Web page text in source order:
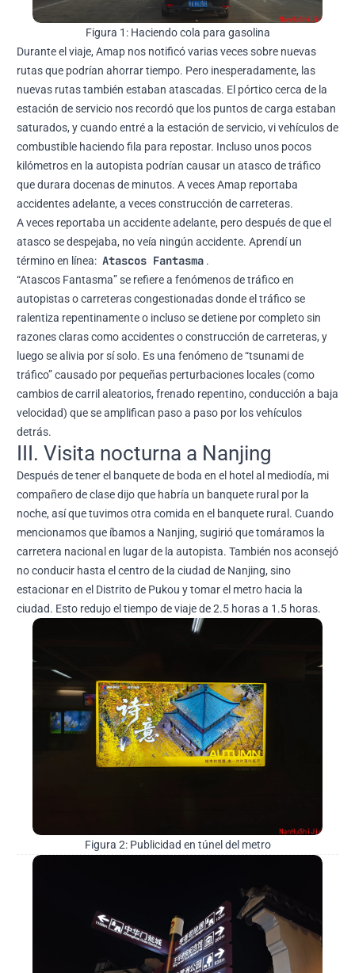
Figura 1: Haciendo cola para gasolina
Durante el viaje, Amap nos notificó varias veces sobre nuevas
rutas que podrían ahorrar tiempo. Pero inesperadamente, las
nuevas rutas también estaban atascadas. El pórtico cerca de la
estación de servicio nos recordó que los puntos de carga estaban
saturados, y cuando entré a la estación de servicio, vi vehículos de
combustible haciendo fila para repostar. Incluso unos pocos
kilómetros en la autopista podrían causar un atasco de tráfico
que durara docenas de minutos. A veces Amap reportaba
accidentes adelante, a veces construcción de carreteras.
A veces reportaba un accidente adelante, pero después de que el
atasco se despejaba, no veía ningún accidente. Aprendí un
término en línea: Atascos Fantasma .
“Atascos Fantasma” se refiere a fenómenos de tráfico en
autopistas o carreteras congestionadas donde el tráfico se
ralentiza repentinamente o incluso se detiene por completo sin
razones claras como accidentes o construcción de carreteras, y
luego se alivia por sí solo. Es una fenómeno de “tsunami de
tráfico” causado por pequeñas perturbaciones locales (como
cambios de carril aleatorios, frenado repentino, conducción a baja
velocidad) que se amplifican paso a paso por los vehículos
detrás.
III. Visita nocturna a Nanjing
Después de tener el banquete de boda en el hotel al mediodía, mi
compañero de clase dijo que habría un banquete rural por la
noche, así que tuvimos otra comida en el banquete rural. Cuando
mencionamos que íbamos a Nanjing, sugirió que tomáramos la
carretera nacional en lugar de la autopista. También nos aconsejó
no conducir hasta el centro de la ciudad de Nanjing, sino
estacionar en el Distrito de Pukou y tomar el metro hacia la
ciudad. Esto redujo el tiempo de viaje de 2.5 horas a 1.5 horas.
Figura 2: Publicidad en túnel del metro